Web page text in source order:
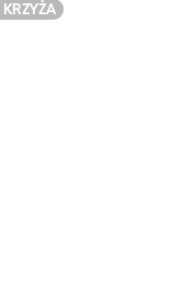
KRZYŻA